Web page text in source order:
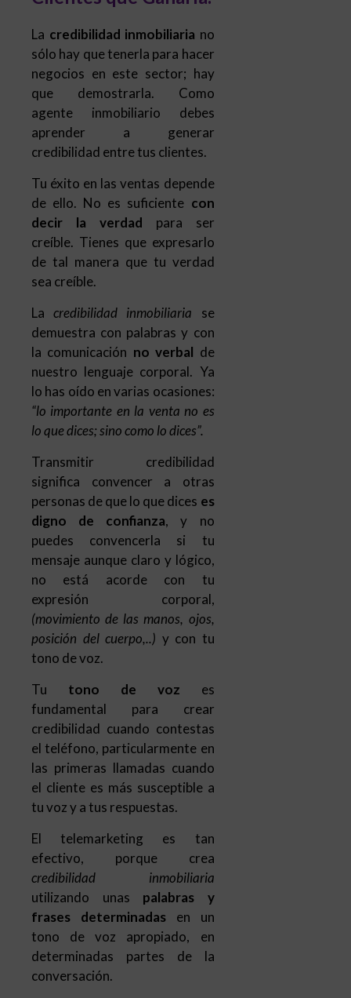
La credibilidad inmobiliaria no
sólo hay que tenerla para hacer
negocios en este sector; hay
que demostrarla. Como
agente inmobiliario debes
aprender a generar
credibilidad entre tus clientes.
Tu éxito en las ventas depende
de ello. No es suficiente con
decir la verdad para ser
creíble. Tienes que expresarlo
de tal manera que tu verdad
sea creíble.
Lacredibilidad inmobiliaria se
demuestra con palabras y con
la comunicación no verbal de
nuestro lenguaje corporal. Ya
lo has oído en varias ocasiones:
“lo importante en la venta no es
lo que dices; sino como lo dices”.
Transmitir credibilidad
significa convencer a otras
personas de que lo que dices es
digno de confianza, y no
puedes convencerla si tu
mensaje aunque claro y lógico,
no está acorde con tu
expresión corporal,
(movimiento de las manos, ojos,
posición del cuerpo,..) y con tu
tono de voz.
Tu tono de voz es
fundamental para crear
credibilidad cuando contestas
el teléfono, particularmente en
las primeras llamadas cuando
el cliente es más susceptible a
tu voz y a tus respuestas.
El telemarketing es tan
efectivo, porque crea
credibilidad inmobiliaria
utilizando unas palabras y
frases determinadasen un
tono de voz apropiado, en
determinadas partes de la
conversación.